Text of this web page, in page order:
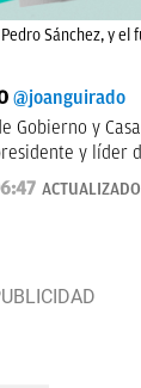
Sánchez, y el
@joanguirado
Gobierno y
y líder
de España.